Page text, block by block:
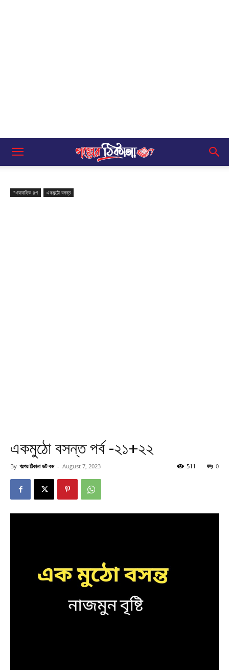
"ধারাবাহিক গল্প একমুঠো বসন্ত
একমুঠো বসন্ত পর্ব -২১+২২
By গল্পের ঠিকানা ডট কম - August 7, 2023 0
511